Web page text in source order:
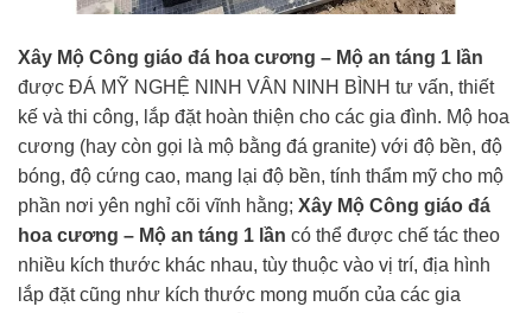
Xây Mộ Công giáo đá hoa cương – Mộ an táng 1 lần
được ĐÁ MỸ NGHỆ NINH VÂN NINH BÌNH tư vấn, thiết
kế và thi công, lắp đặt hoàn thiện cho các gia đình. Mộ hoa
cương (hay còn gọi là mộ bằng đá granite) với độ bền, độ
bóng, độ cứng cao, mang lại độ bền, tính thẩm mỹ cho mộ
phần nơi yên nghỉ cõi vĩnh hằng; Xây Mộ Công giáo đá
hoa cương – Mộ an táng 1 lần có thể được chế tác theo
nhiều kích thước khác nhau, tùy thuộc vào vị trí, địa hình
lắp đặt cũng như kích thước mong muốn của các gia